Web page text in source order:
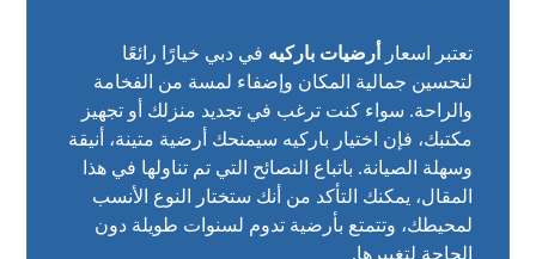
تعتبر اسعار أرضيات باركيه في دبي خيارًا رائعًا
لتحسين جمالية المكان وإضفاء لمسة من الفخامة
والراحة. سواء كنت ترغب في تجديد منزلك أو تجهيز
مكتبك، فإن اختيار باركيه سيمنحك أرضية متينة، أنيقة
وسهلة الصيانة. باتباع النصائح التي تم تناولها في هذا
المقال، يمكنك التأكد من أنك ستختار النوع الأنسب
لمحيطك، وتتمتع بأرضية تدوم لسنوات طويلة دون
الحاجة لتغييرها.